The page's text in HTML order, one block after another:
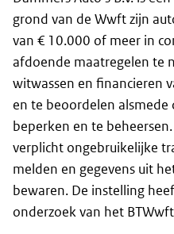
grond van de Wwft zijn
van € 10.000 of meer in
afdoende maatregelen te
witwassen en financieren
en te beoordelen alsmede
beperken en te
verplicht ongebruikelijke
melden en gegevens uit
bewaren. De instelling
onderzoek van het